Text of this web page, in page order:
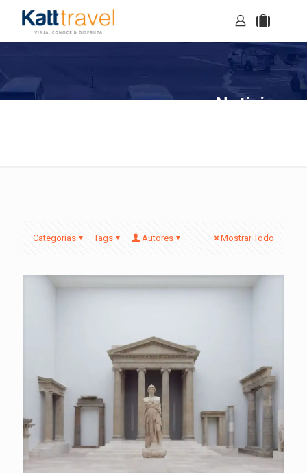
Noticias
Categorías Tags Autores Mostrar Todo